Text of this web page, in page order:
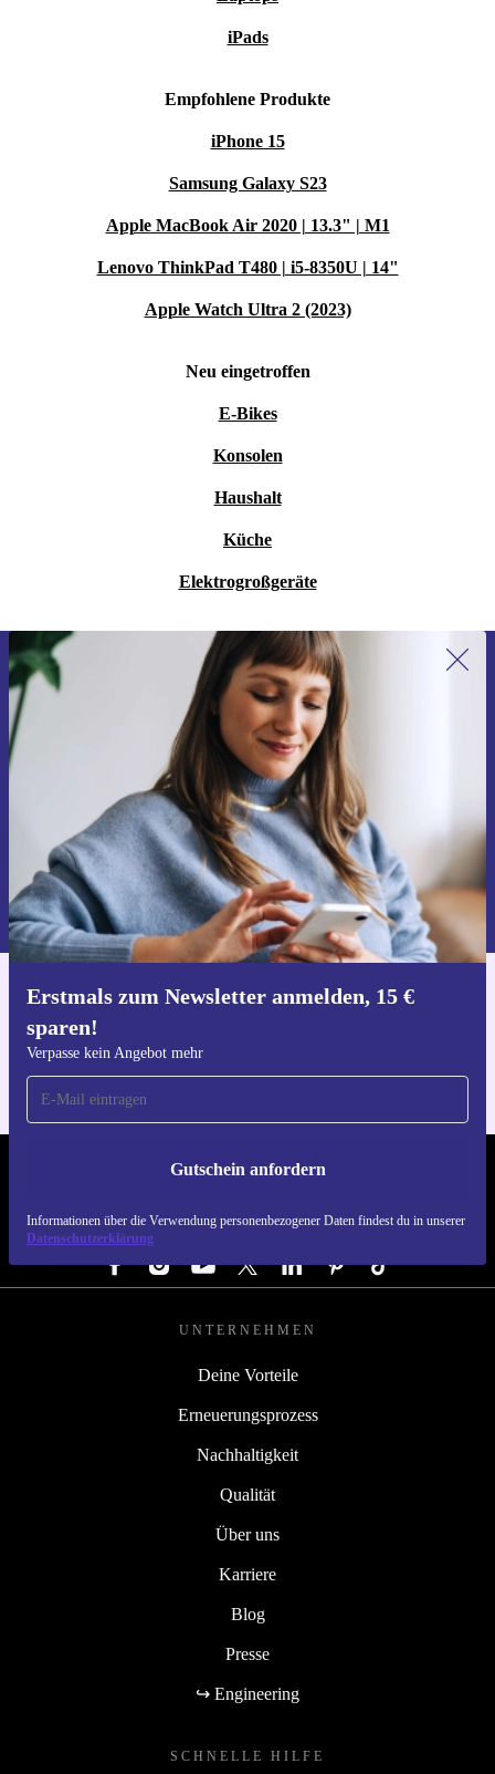
iPads
Empfohlene Produkte
iPhone 15
Samsung Galaxy S23
Apple MacBook Air 2020 | 13.3" | M1
Lenovo ThinkPad T480 | i5-8350U | 14"
Apple Watch Ultra 2 (2023)
Neu eingetroffen
E-Bikes
Konsolen
Haushalt
Küche
Elektrogroßgeräte
Erstmals zum Newsletter anmelden, 15 €
sparen!
Verpasse kein Angebot mehr
Gutschein anfordern
Informationen über die Verwendung personenbezogener Daten findest du in unserer
Datenschutzerklärung
Erstmals zum Newsletter anmelden,
15 € sparen!
Verpasse kein Angebot mehr.
Gutschein anfordern
Informationen über die Verwendung personenbezogener Daten findest
du in unserer
Datenschutzerklärung.
Hol dir die refurbed-App
REFURBED DEUTSCHLAND - RETHINK NEW.
FOLGE UNS
UNTERNEHMEN
Deine Vorteile
Erneuerungsprozess
Nachhaltigkeit
Qualität
Über uns
Karriere
Blog
Presse
↪ Engineering
SCHNELLE HILFE